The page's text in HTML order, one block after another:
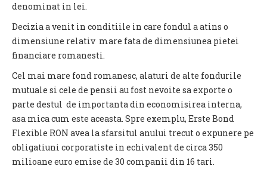
denominat in lei.
Decizia a venit in conditiile in care fondul a atins o
dimensiune relativ mare fata de dimensiunea pietei
financiare romanesti.
Cel mai mare fond romanesc, alaturi de alte fondurile
mutuale si cele de pensii au fost nevoite sa exporte o
parte destul de importanta din economisirea interna,
asa mica cum este aceasta. Spre exemplu, Erste Bond
Flexible RON avea la sfarsitul anului trecut o expunere pe
obligatiuni corporatiste in echivalent de circa 350
milioane euro emise de 30 companii din 16 tari.